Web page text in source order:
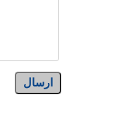
ارسال